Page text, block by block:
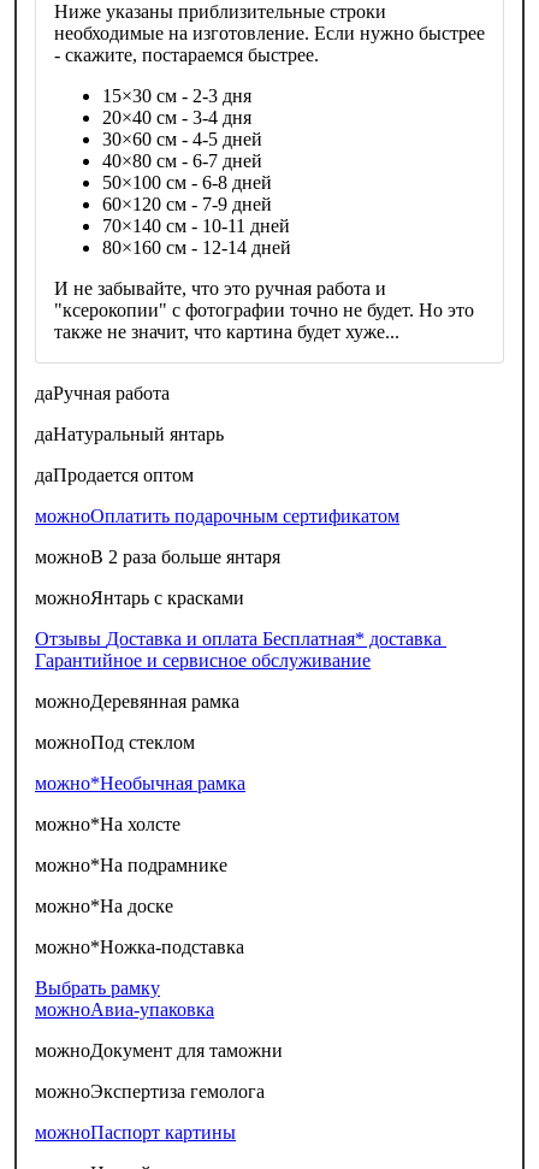
Ниже указаны приблизительные строки
необходимые на изготовление. Если нужно быстрее
- скажите, постараемся быстрее.
15×30 см - 2-3 дня
20×40 см - 3-4 дня
30×60 см - 4-5 дней
40×80 см - 6-7 дней
50×100 см - 6-8 дней
60×120 см - 7-9 дней
70×140 см - 10-11 дней
80×160 см - 12-14 дней
И не забывайте, что это ручная работа и
"ксерокопии" с фотографии точно не будет. Но это
также не значит, что картина будет хуже...
даРучная работа
даНатуральный янтарь
даПродается оптом
можноОплатить подарочным сертификатом
можноВ 2 раза больше янтаря
можноЯнтарь с красками
Отзывы Доставка и оплата Бесплатная* доставка
Гарантийное и сервисное обслуживание
можноДеревянная рамка
можноПод стеклом
можно*Необычная рамка
можно*На холсте
можно*На подрамнике
можно*На доске
можно*Ножка-подставка
Выбрать рамку
можноАвиа-упаковка
можноДокумент для таможни
можноЭкспертиза гемолога
можноПаспорт картины